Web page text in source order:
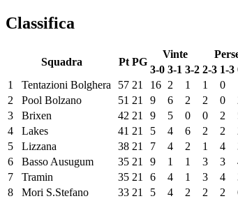
Classifica
Squadra Pt PG
Vinte
3-0 3-1 3-2 2-3 1-3
1
Tentazioni Bolghera 57 21 16 2 1 1 0
2
Pool Bolzano 51 21 9 6 2 2 0
3
Brixen 42 21 9 5 0 0 2
4
Lakes 41 21 5 4 6 2 2
5
Lizzana 38 21 7 4 2 1 4
6
Basso Ausugum 35 21 9 1 1 3 3
7
Tramin 35 21 6 4 1 3 4
8
Mori S.Stefano 33 21 5 4 2 2 2